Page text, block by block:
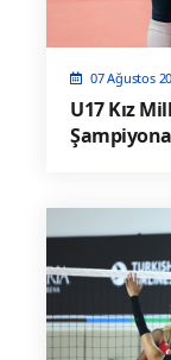
07 Ağustos
U17 Kız